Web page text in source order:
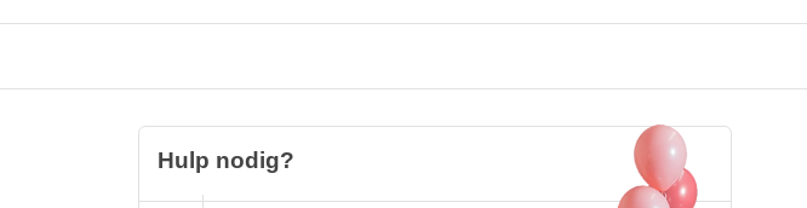
Hulp nodig?